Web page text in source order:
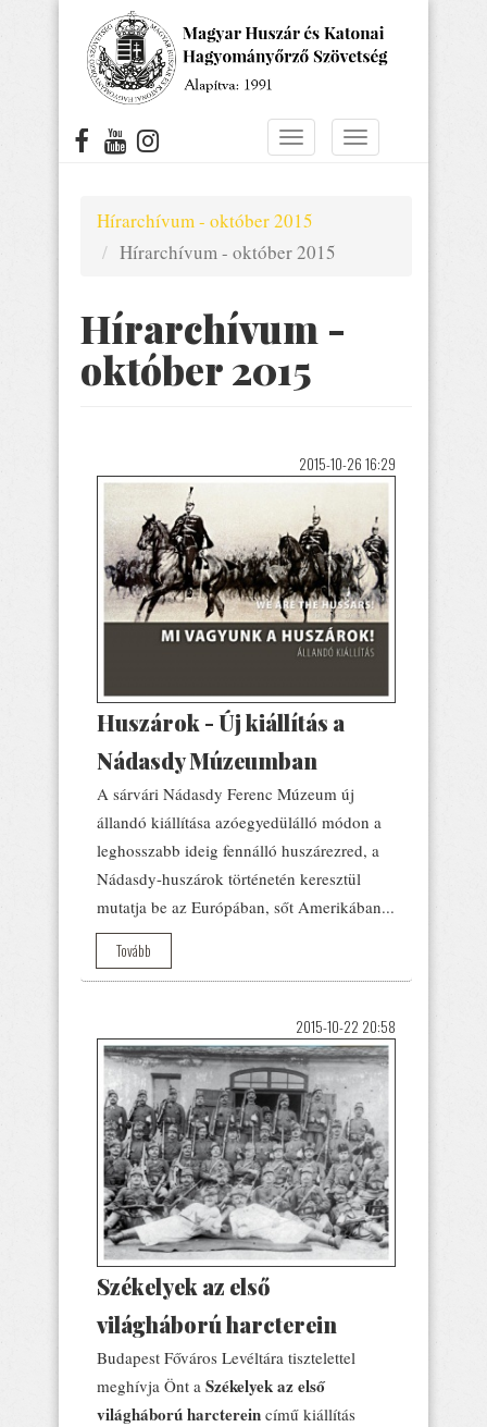
Navigáció
Navigáció
Hírarchívum - október 2015
Hírarchívum - október 2015
Hírarchívum -
október 2015
2015-10-26 16:29
Huszárok - Új kiállítás a
Nádasdy Múzeumban
A sárvári Nádasdy Ferenc Múzeum új
állandó kiállítása azóegyedülálló módon a
leghosszabb ideig fennálló huszárezred, a
Nádasdy-huszárok történetén keresztül
mutatja be az Európában, sőt Amerikában...
Tovább
2015-10-22 20:58
Székelyek az első
világháború harcterein
Budapest Főváros Levéltára tisztelettel
meghívja Önt a Székelyek az első
világháború harcterein című kiállítás